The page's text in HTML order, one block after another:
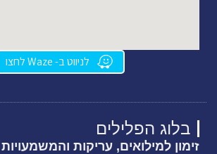
בלוג הפלילים
זימון למילואים, עריקות
לניווט ב- Waze לחצו